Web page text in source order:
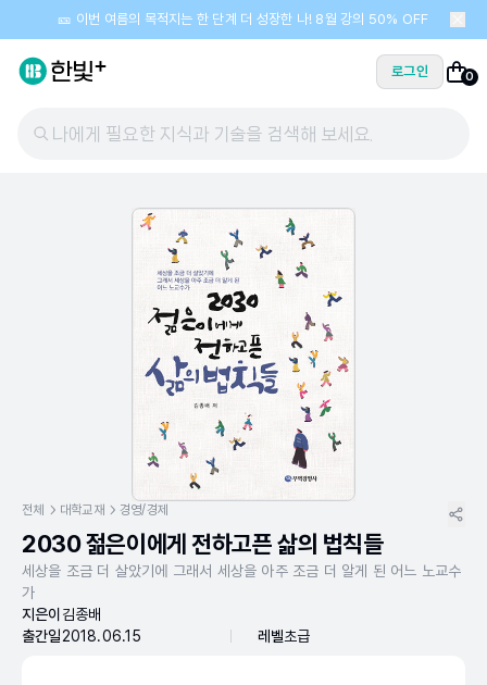
🎫 이번 여름의 목적지는 한 단계 더 성장한 나! 8월 강의 50% OFF
로그인 0
나에게 필요한 지식과 기술을 검색해 보세요.
전체 대학교재 경영/경제
2030 젊은이에게 전하고픈 삶의 법칙들
세상을 조금 더 살았기에 그래서 세상을 아주 조금 더 알게 된 어느 노교수
가
지은이 김종배
출간일2018.06.15 레벨초급